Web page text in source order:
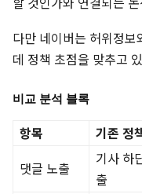
다만 네이버는 허위정
데 정책 초점을 맞추고
비교 분석 블록
항목 기존 정
댓글 노출
기사 하
출